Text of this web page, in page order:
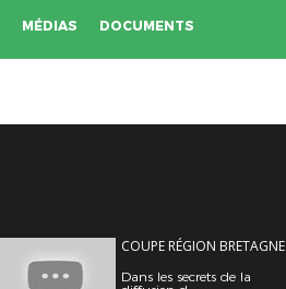
MÉDIAS DOCUMENTS
COUPE RÉGION BRETAGNE
Dans les secrets de la